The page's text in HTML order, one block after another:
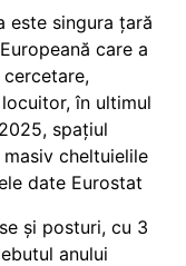
este singura țară
care a
în ultimul
spațiul
cheltuielile
date Eurostat
și posturi, cu 3
anului